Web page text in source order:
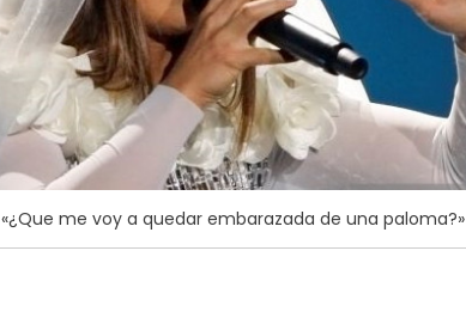
«¿Que me voy a quedar embarazada de una paloma?»